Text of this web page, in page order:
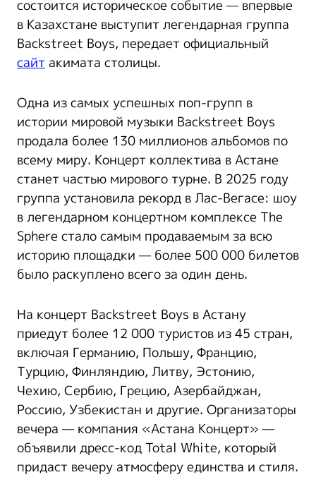
состоится историческое событие — впервые
в Казахстане выступит легендарная группа
Backstreet Boys, передает официальный
сайт акимата столицы.
Одна из самых успешных поп-групп в
истории мировой музыки Backstreet Boys
продала более 130 миллионов альбомов по
всему миру. Концерт коллектива в Астане
станет частью мирового турне. В 2025 году
группа установила рекорд в Лас-Вегасе: шоу
в легендарном концертном комплексе The
Sphere стало самым продаваемым за всю
историю площадки — более 500 000 билетов
было раскуплено всего за один день.
На концерт Backstreet Boys в Астану
приедут более 12 000 туристов из 45 стран,
включая Германию, Польшу, Францию,
Турцию, Финляндию, Литву, Эстонию,
Чехию, Сербию, Грецию, Азербайджан,
Россию, Узбекистан и другие. Организаторы
вечера — компания «Астана Концерт» —
объявили дресс-код Total White, который
придаст вечеру атмосферу единства и стиля.